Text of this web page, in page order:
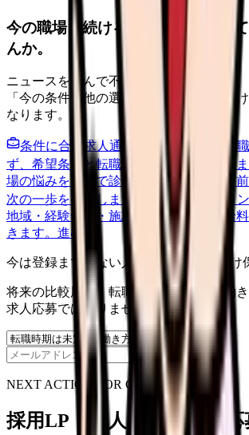
今の職場を続けるか、条件を比べ
んか。
ニュースを読んで不安が強くなった時は
「今の条件・他の選択肢・相談先」を分
なります。
条件に合う求人通知を受け取る
外部転
ず、希望条件と転職時期を自社で預かりま
場の悩みを30秒で診断
辞めるべきか迷う
次の一歩を整理します。
進む
給料コ
地域・経験年数・施設形態から、今の給
きます。 進む
今は登録までしない人向け: 希望条件だけ
将来の比較用に、転職時期と気になる働き
求人応募ではありません。
保存
NEXT ACTION FOR CLINICS
採用LP・求人ページを、